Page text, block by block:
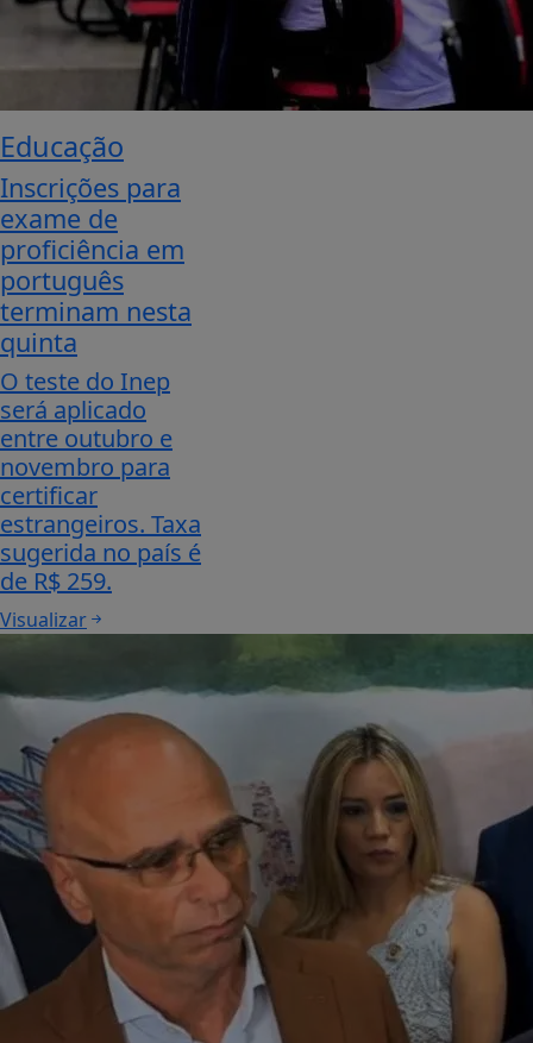
Educação
Inscrições para
exame de
proficiência em
português
terminam nesta
quinta
O teste do Inep
será aplicado
entre outubro e
novembro para
certificar
estrangeiros. Taxa
sugerida no país é
de R$ 259.
Visualizar